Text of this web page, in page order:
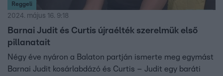
Reggeli
2024. május 16. 9:18
Barnai Judit és Curtis újraélték szerelmük első
pillanatait
Négy éve nyáron a Balaton partján ismerte meg egymást
Barnai Judit kosárlabdázó és Curtis – Judit egy baráti